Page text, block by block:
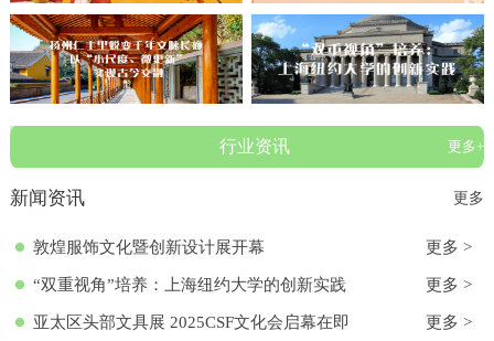
行业资讯 更多+
新闻资讯 更多
敦煌服饰文化暨创新设计展开幕 更多 >
“双重视角”培养：上海纽约大学的创新实践 更多 >
亚太区头部文具展 2025CSF文化会启幕在即 更多 >